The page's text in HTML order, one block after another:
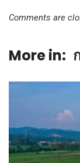
Comments are
More in: